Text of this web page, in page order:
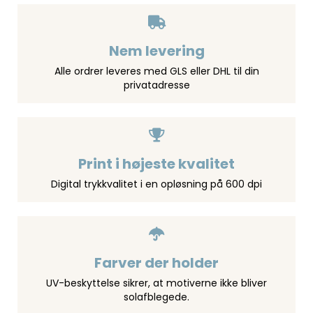
Nem levering
Alle ordrer leveres med GLS eller DHL til din
privatadresse
Print i højeste kvalitet
Digital trykkvalitet i en opløsning på 600 dpi
Farver der holder
UV-beskyttelse sikrer, at motiverne ikke bliver
solafblegede.